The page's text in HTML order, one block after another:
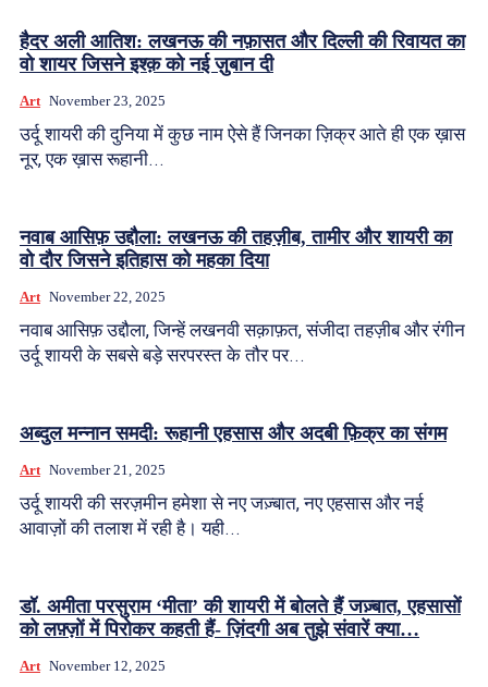
हैदर अली आतिश: लखनऊ की नफ़ासत और दिल्ली की रिवायत का
वो शायर जिसने इश्क़ को नई ज़ुबान दी
Art November 23, 2025
उर्दू शायरी की दुनिया में कुछ नाम ऐसे हैं जिनका ज़िक्र आते ही एक ख़ास
नूर, एक ख़ास रूहानी...
नवाब आसिफ़ उद्दौला: लखनऊ की तहज़ीब, तामीर और शायरी का
वो दौर जिसने इतिहास को महका दिया
Art November 22, 2025
नवाब आसिफ़ उद्दौला, जिन्हें लखनवी सक़ाफ़त, संजीदा तहज़ीब और रंगीन
उर्दू शायरी के सबसे बड़े सरपरस्त के तौर पर...
अब्दुल मन्नान समदी: रूहानी एहसास और अदबी फ़िक्र का संगम
Art November 21, 2025
उर्दू शायरी की सरज़मीन हमेशा से नए जज़्बात, नए एहसास और नई
आवाज़ों की तलाश में रही है। यही...
डॉ. अमीता परसुराम ‘मीता’ की शायरी में बोलते हैं जज़्बात, एहसासों
को लफ़्ज़ों में पिरोकर कहती हैं- ज़िंदगी अब तुझे संवारें क्या…
Art November 12, 2025